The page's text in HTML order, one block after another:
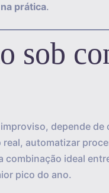
prática.
sob
depende de
automatizar
ideal
pico do ano.